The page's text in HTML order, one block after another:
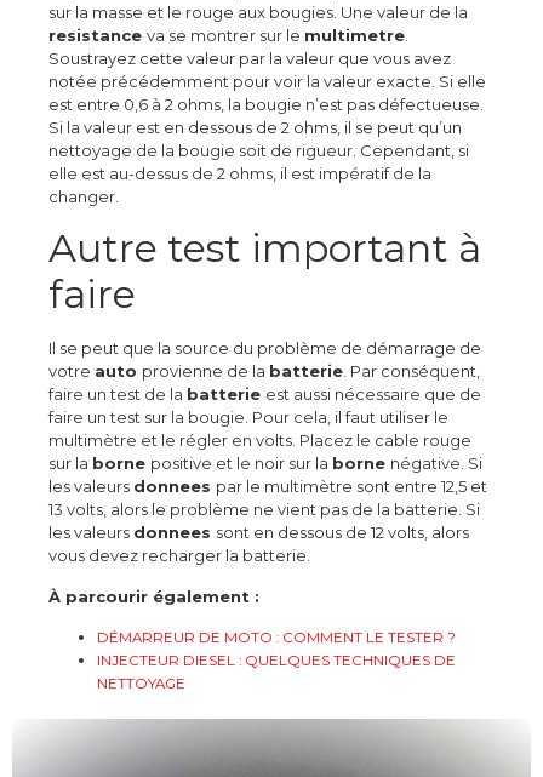
sur la masse et le rouge aux bougies. Une valeur de la
resistance va se montrer sur le multimetre
Soustrayez cette valeur par la valeur que vous avez
notée précédemment pour voir la valeur exacte. Si elle
est entre 0,6 à 2 ohms, la bougie n’est pas défectueuse.
Si la valeur est en dessous de 2 ohms, il se peut qu’un
nettoyage de la bougie soit de rigueur. Cependant, si
elle est au-dessus de 2 ohms, il est impératif de la
changer.
Autre test important à
faire
Il se peut que la source du problème de démarrage de
votre auto provienne de la batterie. Par conséquent,
faire un test de la batterie est aussi nécessaire que de
faire un test sur la bougie. Pour cela, il faut utiliser le
multimètre et le régler en volts. Placez le cable rouge
sur la borne positive et le noir sur la borne négative. Si
les valeurs donnees par le multimètre sont entre 12,5 et
13 volts, alors le problème ne vient pas de la batterie. Si
les valeurs donnees sont en dessous de 12 volts, alors
vous devez recharger la batterie.
À parcourir également :
DÉMARREUR DE MOTO : COMMENT LE TESTER ?
INJECTEUR DIESEL : QUELQUES TECHNIQUES DE
NETTOYAGE